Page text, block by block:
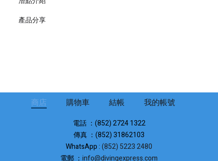
產品分享
商店 購物車 結帳 我的帳號
電話 ：(852) 2724 1322
傳真 ：(852) 31862103
WhatsApp :(852) 5223 2480
電郵 ： info@divingexpress.com